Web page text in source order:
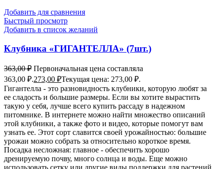
Добавить для сравнения
Быстрый просмотр
Добавить в список желаний
Клубника «ГИГАНТЕЛЛА» (7шт.)
363,00₽ Первоначальная цена составляла
363,00 ₽.273,00 ₽Текущая цена: 273,00 ₽.
Гигантелла - это разновидность клубники, которую любят за
ее сладость и большие размеры. Если вы хотите вырастить
такую у себя, лучше всего купить рассаду в надежном
питомнике. В интернете можно найти множество описаний
этой клубники, а также фото и видео, которые помогут вам
узнать ее. Этот сорт славится своей урожайностью: большие
урожаи можно собрать за относительно короткое время.
Посадка несложная: главное - обеспечить хорошо
дренируемую почву, много солнца и воды. Еще можно